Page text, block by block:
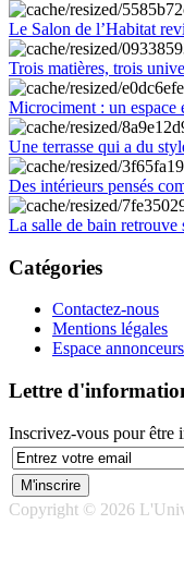
Le Salon de l’Habitat
Trois matières, trois
Microciment : un espace
Une terrasse qui a du
Des intérieurs pensés
La salle de bain retrouve
Catégories
Contactez-nous
Mentions légales
Espace annonceurs
Lettre
Inscrivez-vous pour être
Copyright © 2026